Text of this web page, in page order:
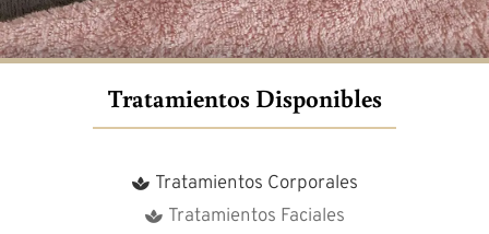
Tratamientos Disponibles
Tratamientos Corporales
Tratamientos Faciales